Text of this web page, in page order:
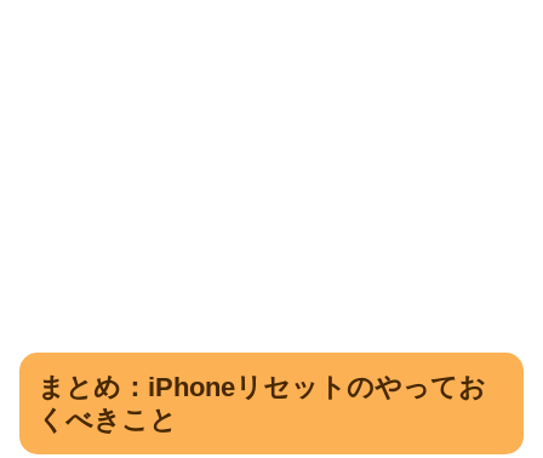
まとめ：iPhoneリセットのやってお
くべきこと